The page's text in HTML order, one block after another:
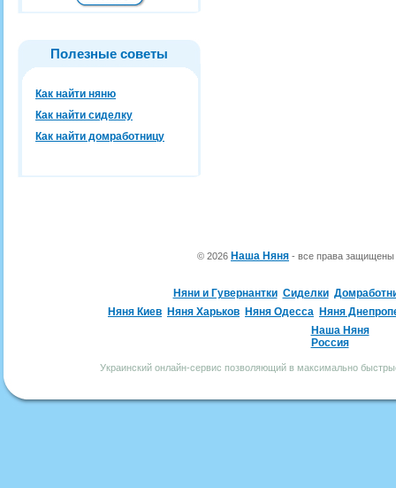
Полезные советы
Как найти няню
Как найти сиделку
Как найти домработницу
© 2026 Наша Няня - все права
Няни и Гувернантки Сиделки
Няня Киев Няня Харьков Няня Одесса Няня
Наша Няня
Россия
Украинский онлайн-сервис позволяющий в максимально